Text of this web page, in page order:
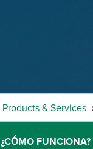
Products & Services
¿CÓMO FUNCIONA?